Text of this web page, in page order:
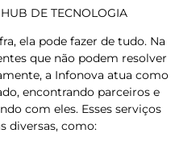
DE TECNOLOGIA
ela pode fazer de tudo. Na
que não podem resolver
a Infonova atua como
encontrando parceiros e
com eles. Esses serviços
diversas, como: